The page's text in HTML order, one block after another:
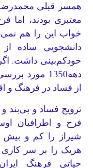
همسر قبلی محمدرضا
معتبری بودند،
خواب این را هم
دانشجویی ساده
خود‌کم‌بینی داشت.
دهه1350 مورد
از فساد در فرهنگ و
ترویج فساد و بی‌بند
فرح و اطرافیان
شیراز را کم و بیش
هریک را بر سر
حیاتی فرهنگ